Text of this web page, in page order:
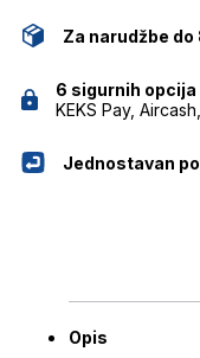
Za narudžbe do
6 sigurnih opcija
KEKS Pay,
Jednostavan
Opis